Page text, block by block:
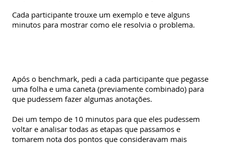
Cada participante trouxe um exemplo e teve alguns
minutos para mostrar como ele resolvia o problema.
Após o benchmark, pedi a cada participante que pegasse
uma folha e uma caneta (previamente combinado) para
que pudessem fazer algumas anotações.
Dei um tempo de 10 minutos para que eles pudessem
voltar e analisar todas as etapas que passamos e
tomarem nota dos pontos que consideravam mais